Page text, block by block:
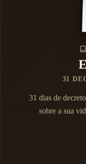
31
31 dias de
sobre a sua